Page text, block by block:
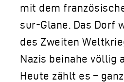
mit dem
sur-Glane. Das Dorf
des Zweiten
Nazis beinahe völlig
Heute zählt es –